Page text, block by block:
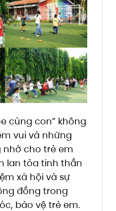
cùng con” không
vui và những
cho trẻ em
lan tỏa tinh thần
xã hội và sự
đồng trong
bảo vệ trẻ em.